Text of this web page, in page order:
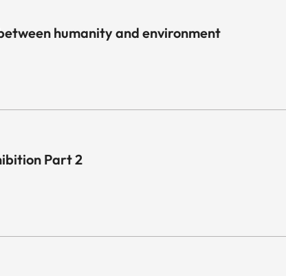
humanity and environment
Part 2